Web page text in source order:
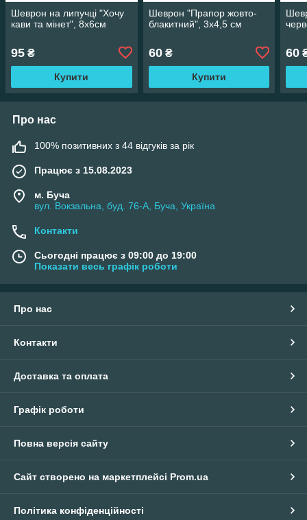
Шеврон на липучці "Хочу
кави та мінет", 8х6см
95 ₴
Купити
Шеврон "Прапор жовто-
блакитний", 3х4,5 см
60₴
Купити
60
Про нас
100% позитивних з 44 відгуків за рік
Працює з 15.08.2023
м. Буча
вул. Вокзальна, буд. 76-А, Буча, Україна
Контакти
Сьогодні працює з 09:00 до 19:00
Показати весь графік роботи
Про нас
Контакти
Доставка та оплата
Графік роботи
Повна версія сайту
Сайт створено на маркетплейсі Prom.ua
Політика конфіденційності